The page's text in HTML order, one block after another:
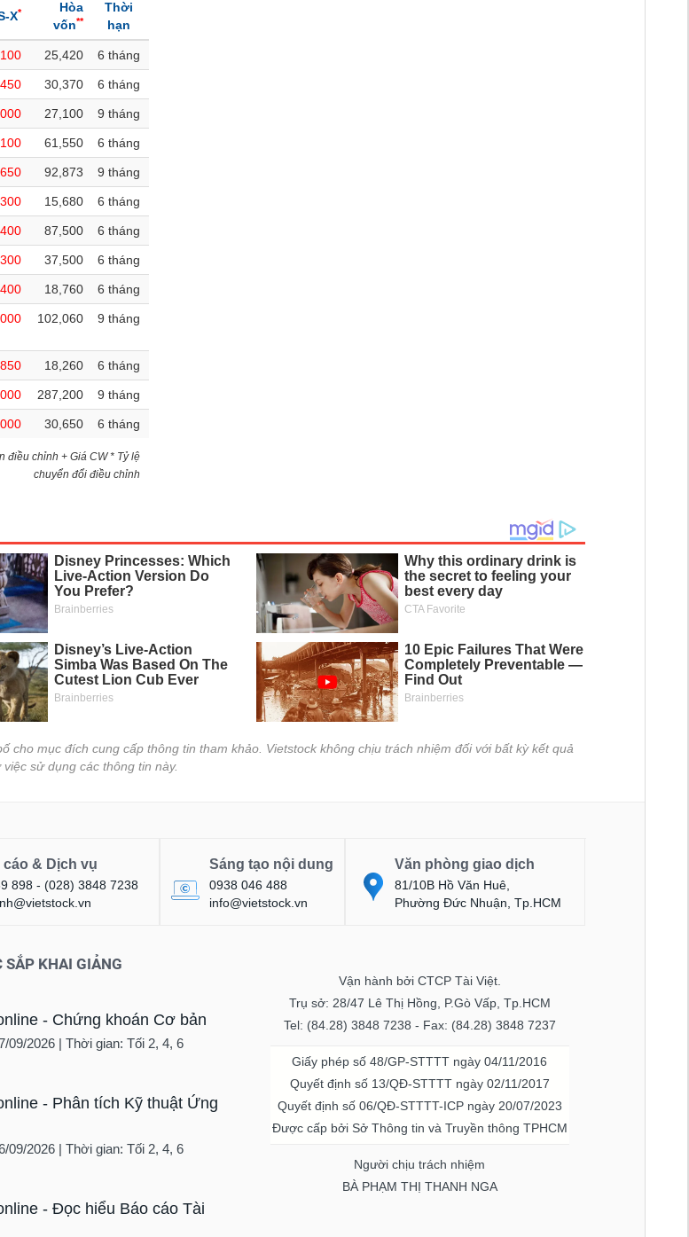
X*
Hòa
vốn**
Thời
hạn
25,420 6 tháng
30,370 6 tháng
27,100 9 tháng
61,550 6 tháng
92,873 9 tháng
15,680 6 tháng
87,500 6 tháng
37,500 6 tháng
18,760 6 tháng
102,060 9 tháng
18,260 6 tháng
287,200 9 tháng
30,650 6 tháng
điều chỉnh + Giá CW * Tỷ lệ
chuyển đổi điều chỉnh
cho mục đích cung cấp thông tin tham khảo. Vietstock không chịu trách nhiệm đối với bất kỳ kết quả
việc sử dụng các thông tin này.
cáo & Dịch vụ
898 - (028) 3848 7238
Sáng tạo nội dung
0938 046 488
info@vietstock.vn
Văn phòng giao dịch
81/10B Hồ Văn Huê,
Phường Đức Nhuận, Tp.HCM
SẮP KHAI GIẢNG
- Chứng khoán Cơ bản
09/2026 | Thời gian: Tối 2, 4, 6
- Phân tích Kỹ thuật Ứng
09/2026 | Thời gian: Tối 2, 4, 6
- Đọc hiểu Báo cáo Tài
Vận hành bởi CTCP Tài Việt.
Trụ sở: 28/47 Lê Thị Hồng, P.Gò Vấp, Tp.HCM
Tel: (84.28) 3848 7238 - Fax: (84.28) 3848 7237
Giấy phép số 48/GP-STTTT ngày 04/11/2016
Quyết định số 13/QĐ-STTTT ngày 02/11/2017
Quyết định số 06/QĐ-STTTT-ICP ngày 20/07/2023
Được cấp bởi Sở Thông tin và Truyền thông TPHCM
Người chịu trách nhiệm
BÀ PHẠM THỊ THANH NGA